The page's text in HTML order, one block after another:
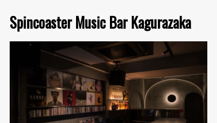
Spincoaster Music Bar Kagurazaka